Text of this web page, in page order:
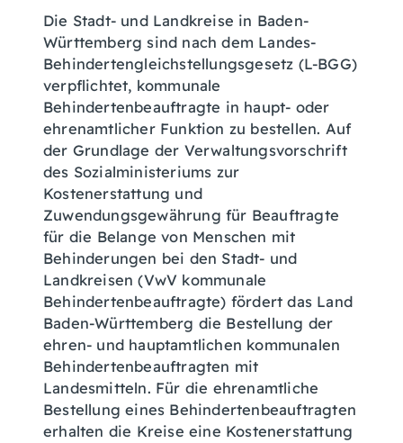
Die Stadt- und Landkreise in Baden-
Württemberg sind nach dem Landes-
Behindertengleichstellungsgesetz (L-BGG)
verpflichtet, kommunale
Behindertenbeauftragte in haupt- oder
ehrenamtlicher Funktion zu bestellen. Auf
der Grundlage der Verwaltungsvorschrift
des Sozialministeriums zur
Kostenerstattung und
Zuwendungsgewährung für Beauftragte
für die Belange von Menschen mit
Behinderungen bei den Stadt- und
Landkreisen (VwV kommunale
Behindertenbeauftragte) fördert das Land
Baden-Württemberg die Bestellung der
ehren- und hauptamtlichen kommunalen
Behindertenbeauftragten mit
Landesmitteln. Für die ehrenamtliche
Bestellung eines Behindertenbeauftragten
erhalten die Kreise eine Kostenerstattung